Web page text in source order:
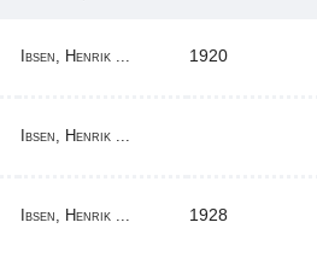
Ibsen, Henrik ... 1920
Ibsen, Henrik ...
Ibsen, Henrik ... 1928